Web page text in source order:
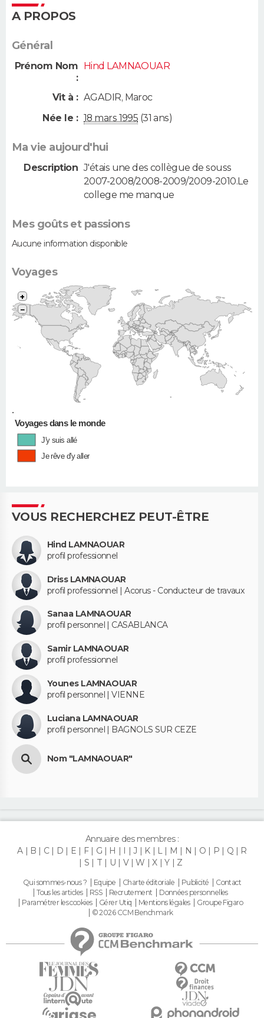
A PROPOS
Général
Prénom Nom
:
Hind LAMNAOUAR
Vit à : AGADIR, Maroc
Née le : 18 mars 1995 (31 ans)
Ma vie aujourd'hui
Description J'étais une des collègue de souss
2007-2008/2008-2009/2009-2010.Le
college me manque
Mes goûts et passions
Aucune information disponible
Voyages
•
+
−
Voyages dans le monde
J'y suis allé
Je rêve d'y aller
VOUS RECHERCHEZ PEUT-ÊTRE
Hind LAMNAOUAR
profil professionnel
Driss LAMNAOUAR
profil professionnel | Acorus - Conducteur de travaux
Sanaa LAMNAOUAR
profil personnel | CASABLANCA
Samir LAMNAOUAR
profil professionnel
Younes LAMNAOUAR
profil personnel | VIENNE
Luciana LAMNAOUAR
profil personnel | BAGNOLS SUR CEZE
Nom "LAMNAOUAR"
Annuaire des membres :
A
B C D E F G H I J K L M N O P Q
R
S
T U V W X Y Z
Qui sommes-nous ? Equipe Charte éditoriale Publicité
Contact
Tous les articles
RSS Recrutement
Données personnelles
Paramétrer les cookies
Gérer Utiq Mentions légales
Groupe Figaro
© 2026 CCM Benchmark